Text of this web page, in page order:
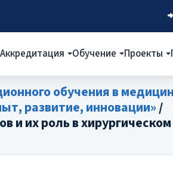
Аккредитация Обучение Проекты
обучения в
развитие, инновации»/
и их роль в